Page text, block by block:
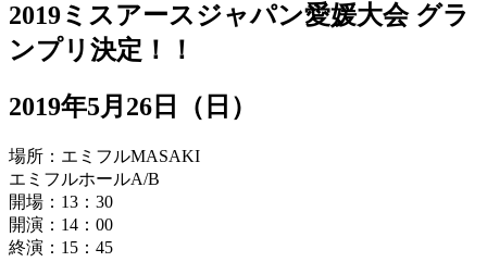
2019ミスアースジャパン愛媛大会 グラ
ンプリ決定！！
2019年5月26日（日）
場所：エミフルMASAKI
エミフルホールA/B
開場：13：30
開演：14：00
終演：15：45